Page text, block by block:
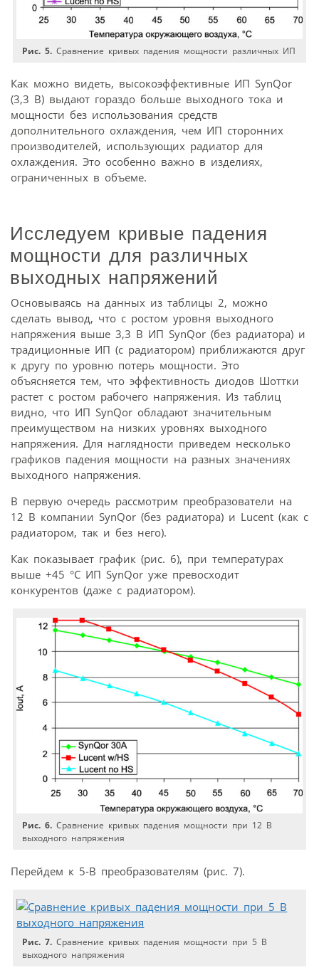
Рис. 5. Сравнение кривых падения мощности различных ИП
Как можно видеть, высокоэффективные ИП SynQor
(3,3 В) выдают гораздо больше выходного тока и
мощности без использования средств
дополнительного охлаждения, чем ИП сторонних
производителей, использующих радиатор для
охлаждения. Это особенно важно в изделиях,
ограниченных в объеме.
Исследуем кривые падения
мощности для различных
выходных напряжений
Основываясь на данных из таблицы 2, можно
сделать вывод, что с ростом уровня выходного
напряжения выше 3,3 В ИП SynQor (без радиатора) и
традиционные ИП (с радиатором) приближаются друг
к другу по уровню потерь мощности. Это
объясняется тем, что эффективность диодов Шоттки
растет с ростом рабочего напряжения. Из таблиц
видно, что ИП SynQor обладают значительным
преимуществом на низких уровнях выходного
напряжения. Для наглядности приведем несколько
графиков падения мощности на разных значениях
выходного напряжения.
В первую очередь рассмотрим преобразователи на
12 В компании SynQor (без радиатора) и Lucent (как с
радиатором, так и без него).
Как показывает график (рис. 6), при температурах
выше +45 °С ИП SynQor уже превосходит
конкурентов (даже с радиатором).
Рис. 6. Сравнение кривых падения мощности при 12 В
выходного напряжения
Перейдем к 5-В преобразователям (рис. 7).
Рис. 7. Сравнение кривых падения мощности при 5 В
выходного напряжения